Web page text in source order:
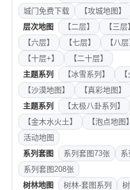
城门免费下载
【攻城地图】
层次地图
【二层】 【三层
【六层】
【七层】 【八层
【十层+】
【二十层】
主题系列
【冰雪系列】
【沙漠地图】
【真彩地图】
主题系列
【太极八卦系列】
【金木水火土】
【泡点地图】
活动地图
系列套图
系列套图73张
系列套图208张
树林地图
树林-套图系列